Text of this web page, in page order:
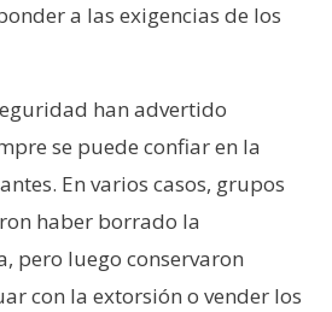
a las exigencias de los
han advertido
se puede confiar en la
En varios casos, grupos
haber borrado la
pero luego conservaron
con la extorsión o vender los